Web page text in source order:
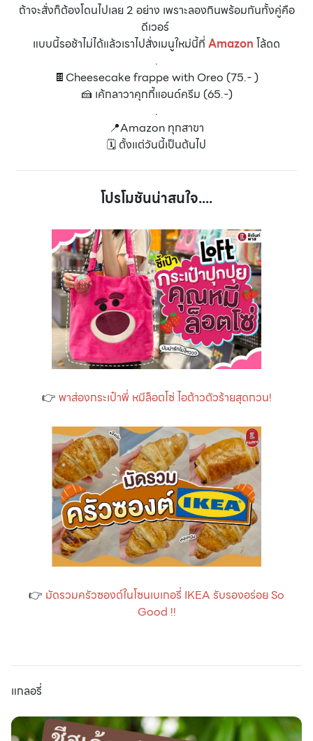
ถ้าจะสั่งก็ต้องโดนไปเลย 2 อย่าง เพราะลองกินพร้อมกันทั้งคู่คือ
ดีเวอร์
แบบนี้รอช้าไม่ได้แล้วเราไปสั่งเมนูใหม่นี้ที่ Amazon โล้ดด
.
🍫Cheesecake frappe with Oreo (75.- )
🍰 เค้กลาวาคุกกี้แอนด์ครีม (65.-)
.
📍Amazon ทุกสาขา
🗓️ ตั้งแต่วันนี้เป็นต้นไป
โปรโมชันน่าสนใจ....
👉 พาส่องกระเป๋าพี่ หมีล็อตโซ่ ไอต้าวตัวร้ายสุดกวน!
👉 มัดรวมครัวซองต์ในโซนเบเกอรี่ IKEA รับรองอร่อย So
Good !!
แกลอรี่